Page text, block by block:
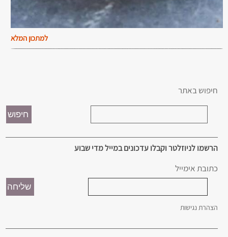
למתכון המלא
חיפוש באתר
הרשמו לניוזלטר וקבלו עדכונים במייל מדי שבוע
כתובת אימייל
הצהרת נגישות